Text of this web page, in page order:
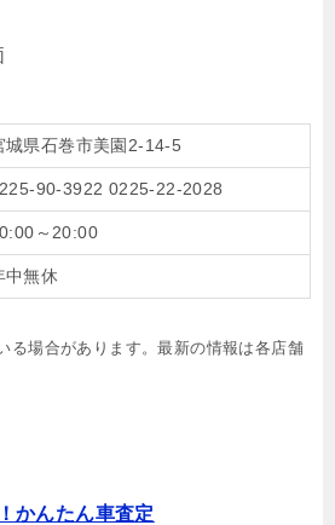
城県石巻市美園2-14-5
90-3922 0225-22-2028
～20:00
中無休
る場合があります。最新の情報は各店舗
かんたん車査定